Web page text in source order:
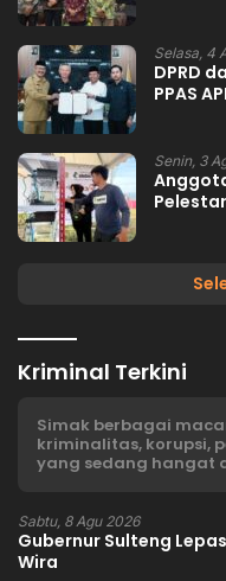
Selasa, 4
DPRD
PPAS
Senin, 3
Kriminal Terkini
Simak berbagai
kriminalitas, korupsi,
yang sedang hangat
Sabtu, 8 Agu 2026
Gubernur Sulteng
Wira